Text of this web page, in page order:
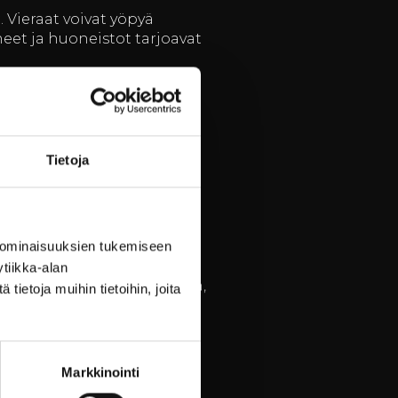
Tietoja
tukemiseen
alan
tietoja muihin tietoihin, joita
Markkinointi
voivat yöpyä
ja huoneistot tarjoavat
keittiö käyttää
mukaan. Olipa
että jokainen vieras
monipuolisia
ohjelmanumeroihin,
aktiviteetit, kuten
Myös sisätiloissa